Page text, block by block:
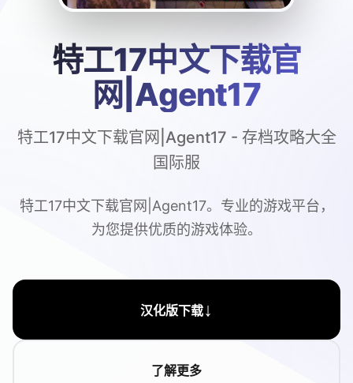
特工17中文下载官
网|Agent17
特工17中文下载官网|Agent17 - 存档攻略大全
国际服
特工17中文下载官网|Agent17。专业的游戏平台，
为您提供优质的游戏体验。
汉化版下载↓
了解更多